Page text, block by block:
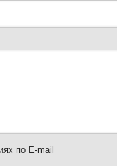
по E-mail